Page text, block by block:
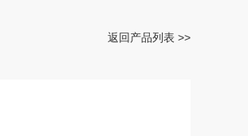
返回产品列表 >>